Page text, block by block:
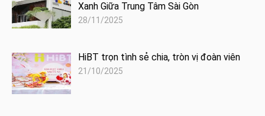
Xanh Giữa Trung Tâm Sài Gòn
28/11/2025
HiBT trọn tình sẻ chia, tròn vị đoàn viên
21/10/2025